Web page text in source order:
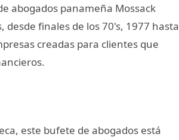
abogados panameña Mossack
desde finales de los 70's, 1977 hasta
creadas para clientes que
este bufete de abogados está